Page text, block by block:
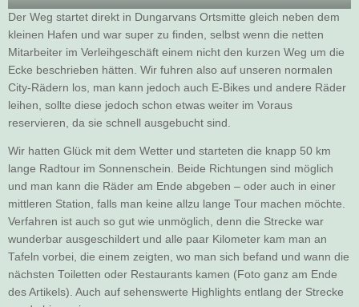
Der Weg startet direkt in Dungarvans Ortsmitte gleich neben dem
kleinen Hafen und war super zu finden, selbst wenn die netten
Mitarbeiter im Verleihgeschäft einem nicht den kurzen Weg um die
Ecke beschrieben hätten. Wir fuhren also auf unseren normalen
City-Rädern los, man kann jedoch auch E-Bikes und andere Räder
leihen, sollte diese jedoch schon etwas weiter im Voraus
reservieren, da sie schnell ausgebucht sind.
Wir hatten Glück mit dem Wetter und starteten die knapp 50 km
lange Radtour im Sonnenschein. Beide Richtungen sind möglich
und man kann die Räder am Ende abgeben – oder auch in einer
mittleren Station, falls man keine allzu lange Tour machen möchte.
Verfahren ist auch so gut wie unmöglich, denn die Strecke war
wunderbar ausgeschildert und alle paar Kilometer kam man an
Tafeln vorbei, die einem zeigten, wo man sich befand und wann die
nächsten Toiletten oder Restaurants kamen (Foto ganz am Ende
des Artikels). Auch auf sehenswerte Highlights entlang der Strecke